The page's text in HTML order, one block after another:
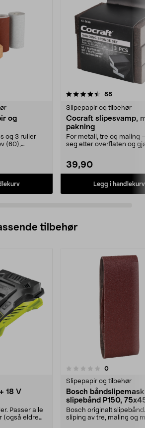
og
og 3 ruller
(60),
88
Slipepapir og tilbehør
Cocraft slipesvamp,
pakning
For metall, tre og maling
seg etter overflaten og
39,90
Legg i handlekurv
5.0 av 5 stjerner
tilbehør
18 V
Passer alle
(også eldre
0anmeldelser
Slipepapir og tilbehør
Bosch
slipebånd P150,
3-pakning
Bosch originalt
sliping av tre, maling og
5.0av 5 stjerner